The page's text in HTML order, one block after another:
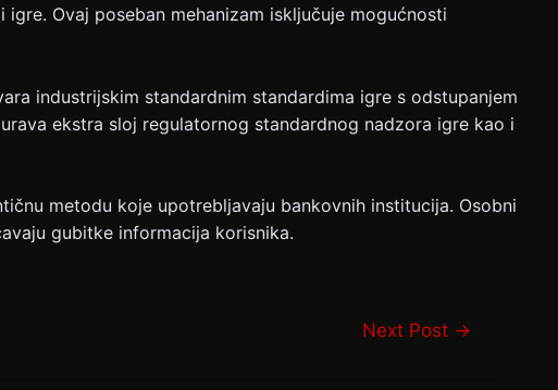
Ovaj poseban mehanizam isključuje mogućnosti
industrijskim standardnim standardima igre s odstupanjem
ekstra sloj regulatornog standardnog nadzora igre kao i
metodu koje upotrebljavaju bankovnih institucija. Osobni
gubitke informacija korisnika.
Next Post →